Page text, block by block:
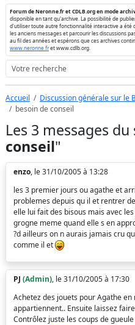
Forum de Neronne.fr et CDLB.org en mode
disponible en tant qu'archive. La possibilité de
d'utiliser toute autre fonctionnalité interactive a été
les anciens messages et parcourir les discussions
au fil des années et espérons que ces archives
www.neronne.fret www.cdlb.org.
Accueil
Discussion générale sur le
besoin de conseil
Les 3 messages du
conseil"
enzo, le 31/10/2005 à 13:28
les 3 premier jours ou agathe et
problemes depuis qu il et rentrer
elle lui fait des bisous mais avec
grogne meme quand elle s en
?d ailleurs on n aurais jamais cru
comme il et
PJ (Admin), le 31/10/2005 à 17:30
Achetez des jouets pour Agathe
appartiennent.. Ensuite laissez
Contrôlez juste les coups de